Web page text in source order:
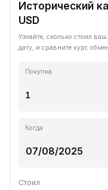
Исторический
USD
Узнайте, сколько стоил
дату, и сравните курс
Покупка
Когда
Стоил